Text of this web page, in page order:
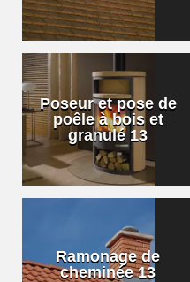
Poseur et pose de
poêle à bois et
granulé 13
Ramonage de
cheminée 13